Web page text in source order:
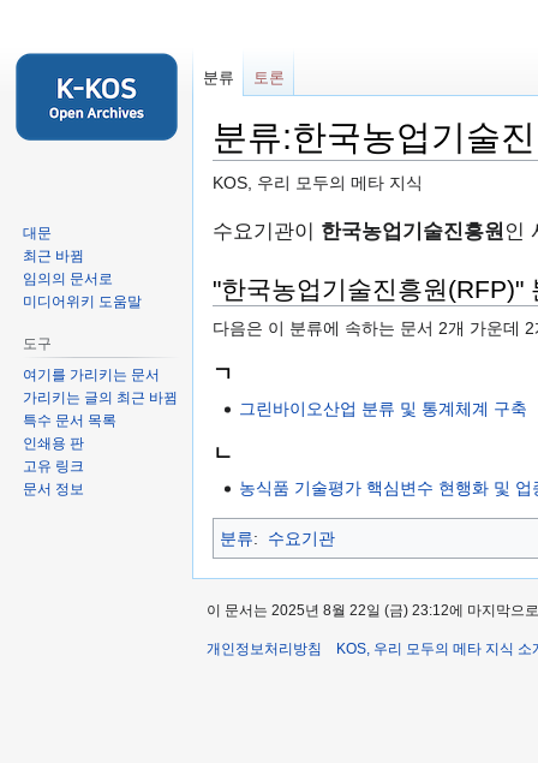
분류:한국농업기술
KOS, 우리 모두의 메타 지식
둘
보
기
로
검
하
러
가
수요기관이 한국농업기술진흥원 인
"한국농업기술진흥원(RFP)"
다음은 이 분류에 속하는 문서 2개 가운데
ㄱ
그린바이오산업 분류 및 통계체계 구축
ㄴ
농식품 기술평가 핵심변수 현행화 및 업
분류: 수요기관
분류 토론
대문
최근 바뀜
임의의 문서로
미디어위키 도움말
도구
여기를 가리키는 문서
가리키는 글의 최근 바뀜
특수 문서 목록
인쇄용 판
고유 링크
문서 정보
이 문서는 2025년 8월 22일 (금) 23:12에 마지막으
개인정보처리방침 KOS, 우리 모두의 메타 지식 소